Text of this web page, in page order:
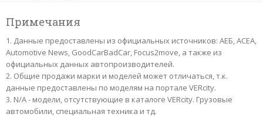
Примечания
Данные предоставлены из официальных источников: АЕБ, АСЕА,
Automotive News, GoodCarBadCar, Focus2move, а также из
официальных данных автопроизводителей.
Общие продажи марки и моделей может отличаться, т.к.
данные предоставлены по моделям на портале VERcity.
N/A - модели, отсутствующие в каталоге VERcity. Грузовые
автомобили, специальная техника и тд.